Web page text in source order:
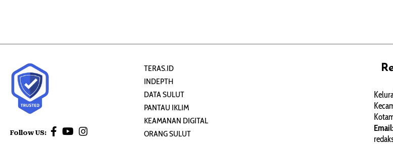
Follow US:
TERAS.ID
INDEPTH
DATA SULUT
PANTAU IKLIM
KEAMANAN DIGITAL
ORANG SULUT
Email: